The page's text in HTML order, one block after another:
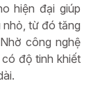
hiện đại giúp
từ đó tăng
công nghệ
độ tinh khiết